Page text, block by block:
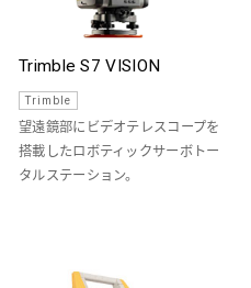
Trimble S7 VISION
Trimble
望遠鏡部にビデオテレスコープを
搭載したロボティックサーボトー
タルステーション。